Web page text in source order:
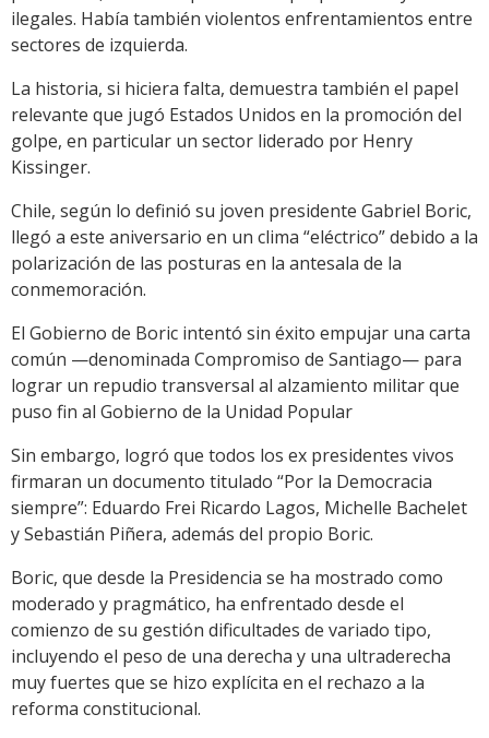
ilegales. Había también violentos enfrentamientos entre
sectores de izquierda.
La historia, si hiciera falta, demuestra también el papel
relevante que jugó Estados Unidos en la promoción del
golpe, en particular un sector liderado por Henry
Kissinger.
Chile, según lo definió su joven presidente Gabriel Boric,
llegó a este aniversario en un clima “eléctrico” debido a la
polarización de las posturas en la antesala de la
conmemoración.
El Gobierno de Boric intentó sin éxito empujar una carta
común —denominada Compromiso de Santiago— para
lograr un repudio transversal al alzamiento militar que
puso fin al Gobierno de la Unidad Popular
Sin embargo, logró que todos los ex presidentes vivos
firmaran un documento titulado “Por la Democracia
siempre”: Eduardo Frei Ricardo Lagos, Michelle Bachelet
y Sebastián Piñera, además del propio Boric.
Boric, que desde la Presidencia se ha mostrado como
moderado y pragmático, ha enfrentado desde el
comienzo de su gestión dificultades de variado tipo,
incluyendo el peso de una derecha y una ultraderecha
muy fuertes que se hizo explícita en el rechazo a la
reforma constitucional.